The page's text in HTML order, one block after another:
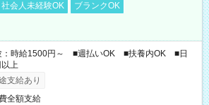
社会人未経験OK
ブランクOK
：時給1500円～ ■週払いOK ■扶養内OK ■日
上
支給あり
全額支給